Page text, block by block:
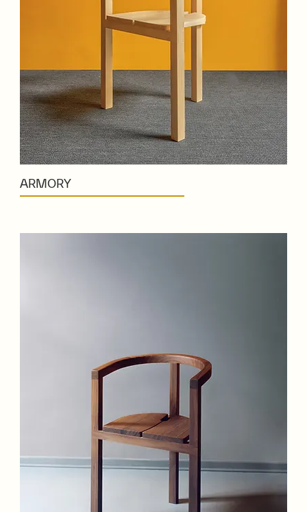
ARMORY